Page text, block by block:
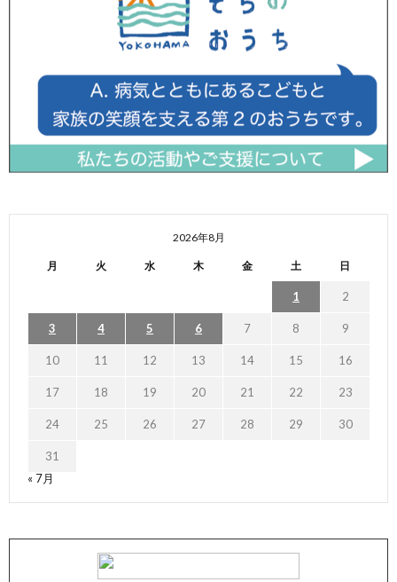
2026年8月
月 火 水 木 金 土 日
1 2
3 4 5 6 7 8 9
10 11 12 13 14 15 16
17 18 19 20 21 22 23
24 25 26 27 28 29 30
31
« 7月